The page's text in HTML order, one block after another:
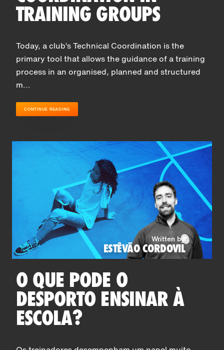
TRAINING GROUPS
Today, a club’s Technical Coordination is the
primary tool that allows the guidance of a training
process in an organised, planned and structured
m...
CONTINUE READING
Written by
ESTÊVÃO CORDOVIL
O QUE PODE O
DESPORTO ENSINAR À
ESCOLA?